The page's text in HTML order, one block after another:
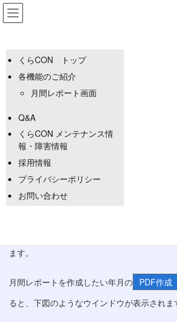
コ
ン
ナ
ビHELP - 月間レポート
くらCON トップ
各機能のご紹介
月間レポート画面
Q&A
くらCON メンテナンス情
報・障害情報
採用情報
プライバシーポリシー
お問い合わせ
ます。
月間レポートを作成したい年月の PDF作成
ると、下図のようなウインドウが表示されま